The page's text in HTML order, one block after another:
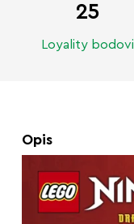
25
Loyality bodovi
Opis